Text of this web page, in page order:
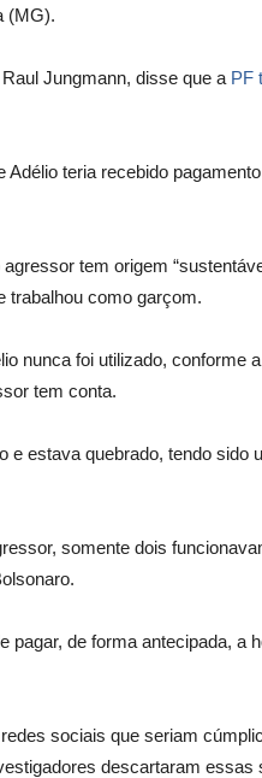
(MG).
Jungmann, disse que a PF
teria recebido
tem origem
trabalhou como garçom.
nunca foi utilizado, conforme
tem conta.
e estava quebrado, tendo sido
somente dois
pagar, de forma antecipada, a
sociais que seriam
descartaram essas